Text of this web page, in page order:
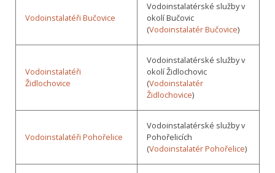
Vodoinstalatéři Bučovice
Vodoinstalatérské služby v
okolí Bučovic
(Vodoinstalatér Bučovice)
Vodoinstalatéři
Židlochovice
Vodoinstalatérské služby v
okolí Židlochovic
(Vodoinstalatér
Židlochovice)
Vodoinstalatéři Pohořelice
Vodoinstalatérské služby v
Pohořelicích
(Vodoinstalatér Pohořelice)